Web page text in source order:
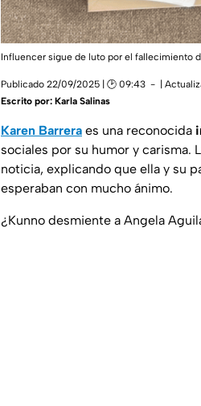
Influencer sigue de luto por el fallecimiento
Publicado 22/09/2025 | 🕑 09:43 |
Escrito por: Karla Salinas
Karen Barrera es una reconocida
sociales por su humor y carisma.
noticia, explicando que ella y su
esperaban con mucho ánimo.
¿Kunno desmiente a Angela